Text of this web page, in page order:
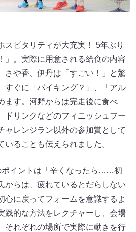
スピタリティが大充実！ 5年ぶり
」。実際に用意される給食の内容
さや香、伊丹は「すごい！」と驚
すぐに「バイキング？」、「アル
ます。河野からは完走後に食べ
ドリンクなどのフィニッシュフー
ャレンジラン以外の参加賞として
ることも伝えられました。
ポイントは「辛くなったら……初
からは、疲れているとだらしない
心に戻ってフォームを意識するよ
践的な方法をレクチャーし、会場
それぞれの場所で実際に動きを行